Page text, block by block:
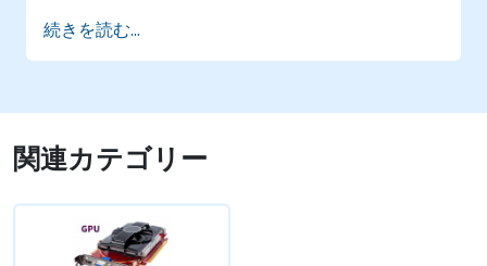
続きを読む...
関連カテゴリー